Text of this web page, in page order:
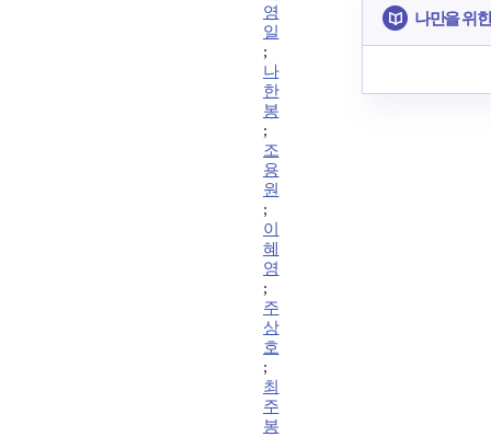
영
일
;
나
한
봉
;
조
용
원
;
이
혜
영
;
주
상
호
;
최
주
봉
나만을 위